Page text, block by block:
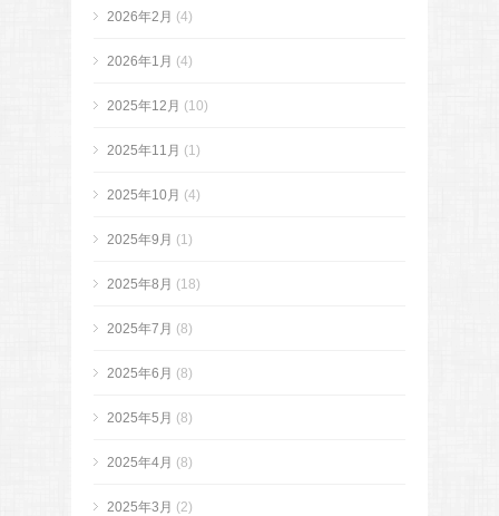
2026年2月 (4)
2026年1月 (4)
2025年12月 (10)
2025年11月 (1)
2025年10月 (4)
2025年9月 (1)
2025年8月 (18)
2025年7月 (8)
2025年6月 (8)
2025年5月 (8)
2025年4月 (8)
2025年3月 (2)